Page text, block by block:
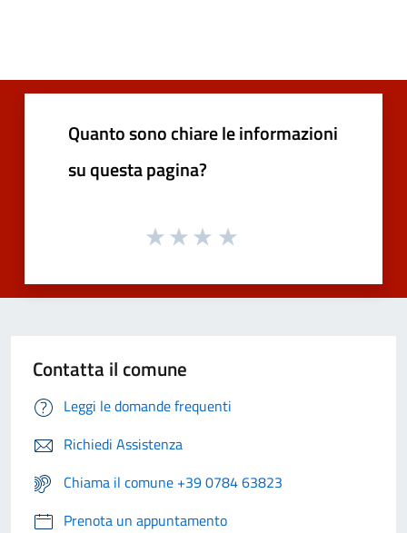
Quanto sono chiare le informazioni
su questa pagina?
Contatta il comune
Leggi le domande frequenti
Richiedi Assistenza
Chiama il comune +39 0784 63823
Prenota un appuntamento